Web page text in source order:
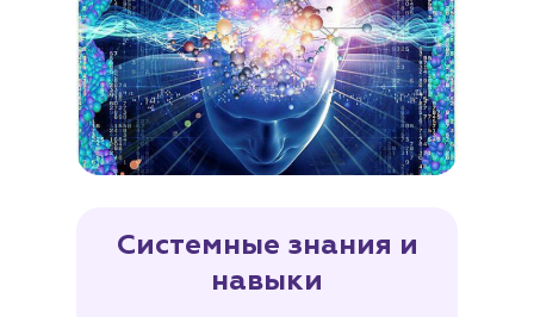
Системные знания и
навыки